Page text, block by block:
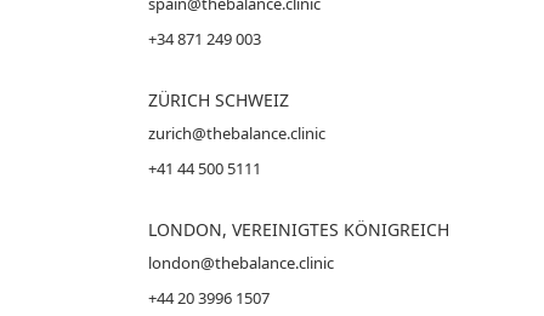
+34 871 249 003
ZÜRICH SCHWEIZ
zurich@thebalance.clinic
+41 44 500 5111
LONDON, VEREINIGTES KÖNIGREICH
london@thebalance.clinic
+44 20 3996 1507